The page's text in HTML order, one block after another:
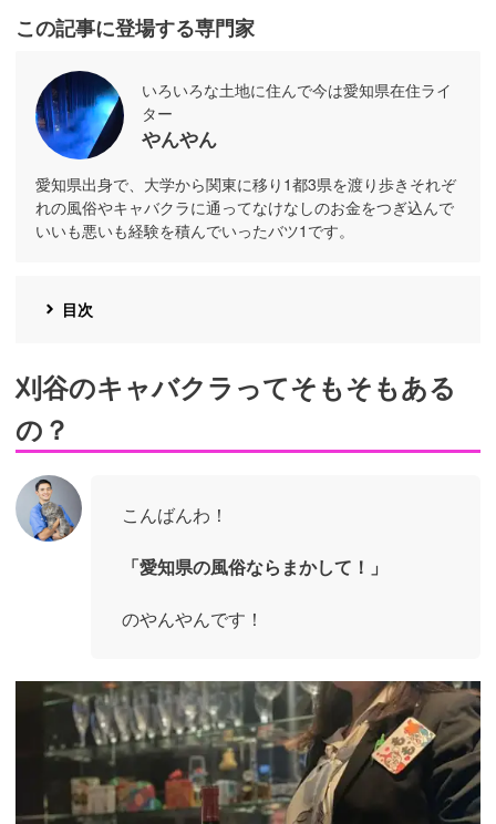
この記事に登場する専門家
いろいろな土地に住んで今は愛知県在住ライ
ター
やんやん
愛知県出身で、大学から関東に移り1都3県を渡り歩きそれぞ
れの風俗やキャバクラに通ってなけなしのお金をつぎ込んで
いいも悪いも経験を積んでいったバツ1です。
目次
刈谷のキャバクラってそもそもある
の？
こんばんわ！
「愛知県の風俗ならまかして！」
のやんやんです！